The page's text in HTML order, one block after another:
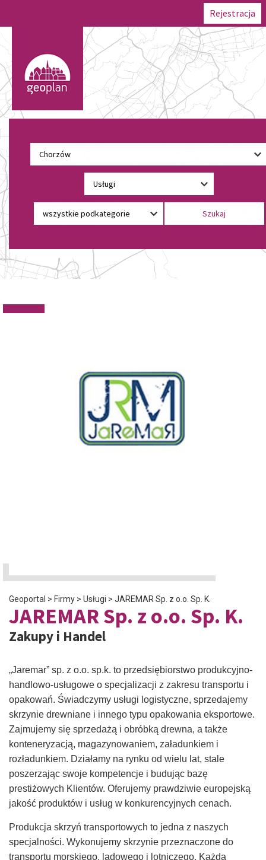
Rejestracja
Geoportal > Firmy > Usługi > JAREMAR Sp. z o.o. Sp. K.
JAREMAR Sp. z o.o. Sp. K.
Zakupy i Handel
„Jaremar” sp. z o.o. sp.k. to przedsiębiorstwo produkcyjno-
handlowo-usługowe o specjalizacji z zakresu transportu i
opakowań. Świadczymy usługi logistyczne, sprzedajemy
skrzynie drewniane i innego typu opakowania eksportowe.
Zajmujemy się sprzedażą i obróbką drewna, a także
konteneryzacją, magazynowaniem, załadunkiem i
rozładunkiem. Działamy na rynku od wielu lat, stale
poszerzając swoje kompetencje i budując bazę
prestiżowych Klientów. Oferujemy prawdziwie europejską
jakość produktów i usług w konkurencyjnych cenach.
Produkcja skrzyń transportowych to jedna z naszych
specjalności. Wykonujemy skrzynie przeznaczone do
transportu morskiego, lądowego i lotniczego. Każda